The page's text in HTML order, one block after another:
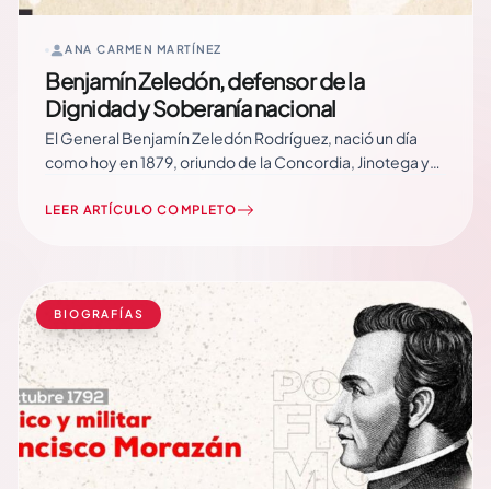
ANA CARMEN MARTÍNEZ
Benjamín Zeledón, defensor de la
Dignidad y Soberanía nacional
El General Benjamín Zeledón Rodríguez, nació un día
como hoy en 1879, oriundo de la Concordia, Jinotega y
cumpleaños. Defensor de la Dignidad y Soberanía de
LEER ARTÍCULO COMPLETO
BIOGRAFÍAS